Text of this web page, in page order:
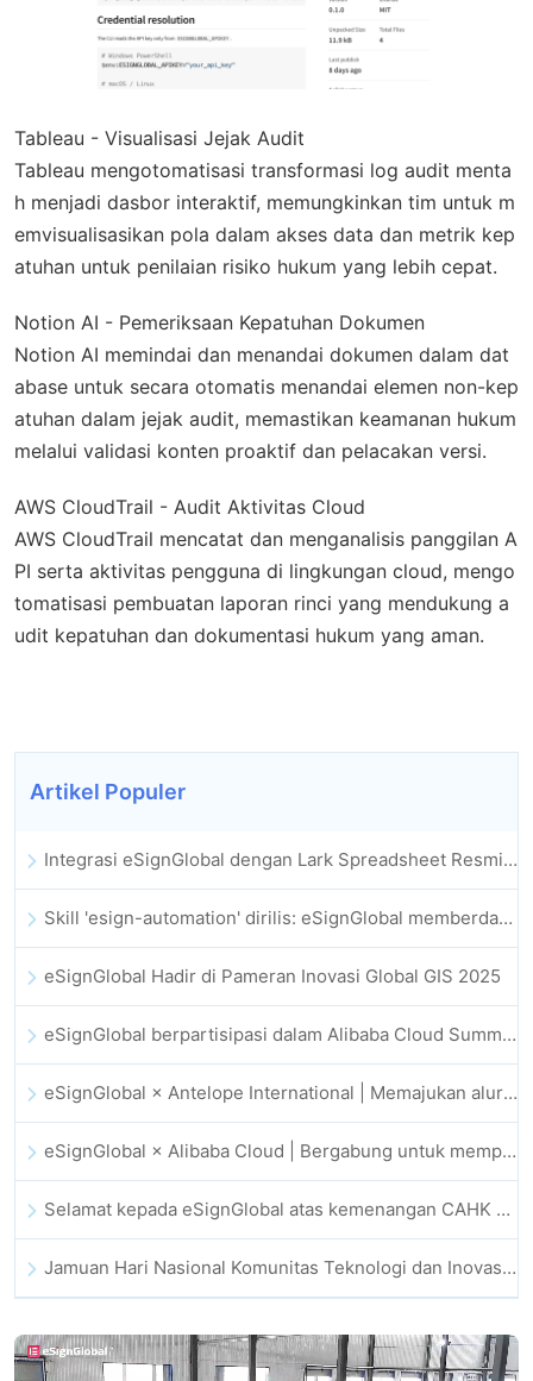
Tableau - Visualisasi Jejak Audit
Tableau mengotomatisasi transformasi log audit menta
h menjadi dasbor interaktif, memungkinkan tim untuk m
emvisualisasikan pola dalam akses data dan metrik kep
atuhan untuk penilaian risiko hukum yang lebih cepat.
Notion AI - Pemeriksaan Kepatuhan Dokumen
Notion AI memindai dan menandai dokumen dalam dat
abase untuk secara otomatis menandai elemen non-kep
atuhan dalam jejak audit, memastikan keamanan hukum
melalui validasi konten proaktif dan pelacakan versi.
AWS CloudTrail - Audit Aktivitas Cloud
AWS CloudTrail mencatat dan menganalisis panggilan A
PI serta aktivitas pengguna di lingkungan cloud, mengo
tomatisasi pembuatan laporan rinci yang mendukung a
udit kepatuhan dan dokumentasi hukum yang aman.
Artikel Populer
Integrasi eSignGlobal dengan Lark Spreadsheet Resmi Diluncurkan: Otomatisasi Penuh Penandatanganan dan Pengarsipan Kontrak Elektronik
Skill 'esign-automation' dirilis: eSignGlobal memberdayakan OpenClaw dengan tanda tangan elektronik otomatis
eSignGlobal Hadir di Pameran Inovasi Global GIS 2025
eSignGlobal berpartisipasi dalam Alibaba Cloud Summit 2025 Hong Kong, mendorong inovasi cloud berbasis AI dan kepercayaan digital
eSignGlobal × Antelope International | Memajukan alur kerja digital yang aman dan didorong AI
eSignGlobal × Alibaba Cloud | Bergabung untuk memperkuat kepercayaan digital global bagi fintech
Selamat kepada eSignGlobal atas kemenangan CAHK STAR Award 2025
Jamuan Hari Nasional Komunitas Teknologi dan Inovasi Hong Kong